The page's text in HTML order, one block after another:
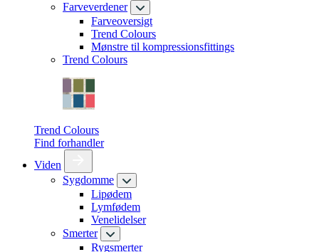
Farveverdener
Farveoversigt
Trend Colours
Mønstre til kompressionsfittings
Trend Colours
Trend Colours
Find forhandler
Viden
Sygdomme
Lipødem
Lymfødem
Venelidelser
Smerter
Rygsmerter